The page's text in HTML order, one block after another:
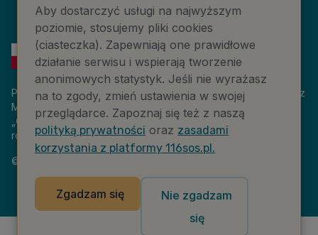
Platforma 116sos.pl jest finansowana z budżetu państwa, przez
Ministerstwo Cyfryzacji. Nazwa zadania publicznego:
„Człowiek w kryzysie – platforma wiedzy i komunikacji –
rozwój wsparcia”. Wartość projektu: 18 884 808,00 zł.
©
Aby dostarczyć usługi na najwyższym
poziomie, stosujemy pliki cookies
(ciasteczka). Zapewniają one prawidłowe
działanie serwisu i wspierają tworzenie
anonimowych statystyk. Jeśli nie wyrażasz
na to zgody, zmień ustawienia w swojej
przeglądarce. Zapoznaj się też z naszą
polityką prywatności oraz zasadami
korzystania z platformy 116sos.pl.
Zgadzam się
Nie zgadzam
się